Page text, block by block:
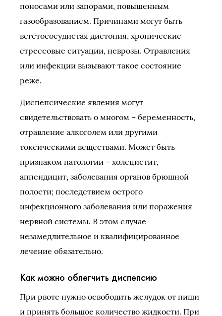
поносами или запорами, повышенным
газообразованием. Причинами могут быть
вегетососудистая дистония, хронические
стрессовые ситуации, неврозы. Отравления
или инфекции вызывают такое состояние
реже.
Диспепсические явления могут
свидетельствовать о многом – беременность,
отравление алкоголем или другими
токсическими веществами. Может быть
признаком патологии – холецистит,
аппендицит, заболевания органов брюшной
полости; последствием острого
инфекционного заболевания или поражения
нервной системы. В этом случае
незамедлительное и квалифицированное
лечение обязательно.
Как можно облегчить диспепсию
При рвоте нужно освободить желудок от пищи
и принять большое количество жидкости. При